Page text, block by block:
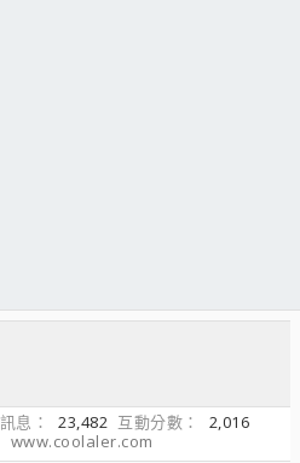
訊息 23,482 互動分數
2,016
www.coolaler.com